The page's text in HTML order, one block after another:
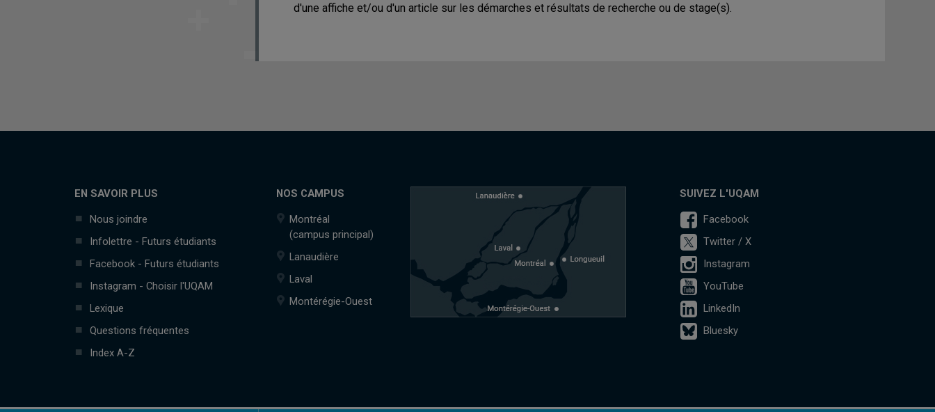
d'une affiche et/ou d'un article sur les démarches et résultats de recherche ou de stage(s).
EN SAVOIR PLUS
Nous joindre
Infolettre - Futurs étudiants
Facebook - Futurs étudiants
Instagram - Choisir l'UQAM
Lexique
Questions fréquentes
Index A-Z
NOS CAMPUS
Montréal
(campus principal)
Lanaudière
Laval
Montérégie-Ouest
SUIVEZ L'UQAM
Facebook
Twitter / X
Instagram
YouTube
LinkedIn
Bluesky